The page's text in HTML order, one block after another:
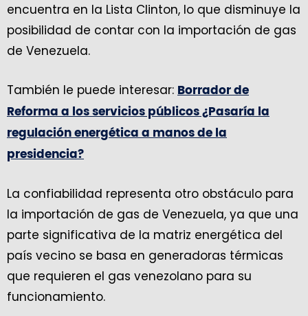
encuentra en la Lista Clinton, lo que disminuye la
posibilidad de contar con la importación de gas
de Venezuela.
También le puede interesar: Borrador de
Reforma a los servicios públicos ¿Pasaría la
regulación energética a manos de la
presidencia?
La confiabilidad representa otro obstáculo para
la importación de gas de Venezuela, ya que una
parte significativa de la matriz energética del
país vecino se basa en generadoras térmicas
que requieren el gas venezolano para su
funcionamiento.